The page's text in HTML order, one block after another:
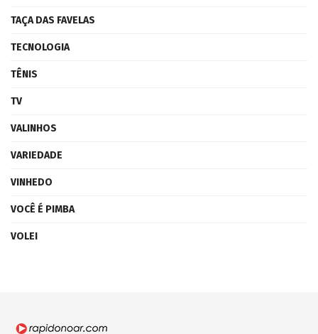
TAÇA DAS FAVELAS
TECNOLOGIA
TÊNIS
TV
VALINHOS
VARIEDADE
VINHEDO
VOCÊ É PIMBA
VOLEI